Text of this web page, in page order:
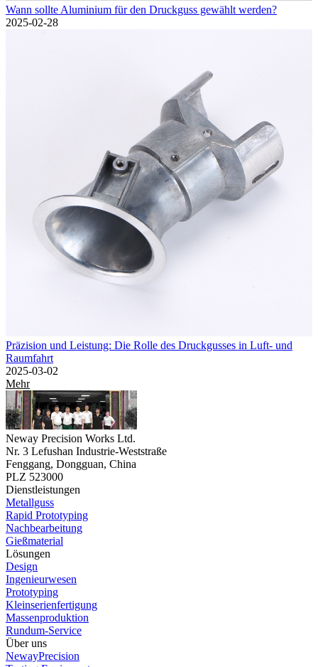
Wann sollte Aluminium für den Druckguss gewählt werden?
2025-02-28
Präzision und Leistung: Die Rolle des Druckgusses in Luft- und
Raumfahrt
2025-03-02
Mehr
Neway Precision Works Ltd.
Nr. 3 Lefushan Industrie-Weststraße
Fenggang, Dongguan, China
PLZ 523000
Dienstleistungen
Metallguss
Rapid Prototyping
Nachbearbeitung
Gießmaterial
Lösungen
Design
Ingenieurwesen
Prototyping
Kleinserienfertigung
Massenproduktion
Rundum-Service
Über uns
NewayPrecision